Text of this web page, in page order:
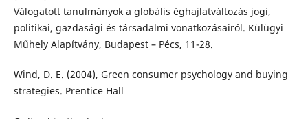
Válogatott tanulmányok a globális éghajlatváltozás jogi,
politikai, gazdasági és társadalmi vonatkozásairól. Külügyi
Műhely Alapítvány, Budapest – Pécs, 11-28.
Wind, D. E. (2004), Green consumer psychology and buying
strategies. Prentice Hall